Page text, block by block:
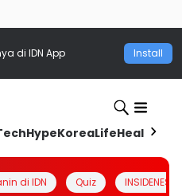
di IDN App Install
HypeKoreaLifeHealth
di IDN Quiz INSIDENESIA